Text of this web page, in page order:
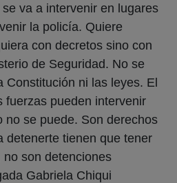
va a intervenir en lugares
la policía. Quiere
con decretos sino con
de Seguridad. No se
Constitución ni las leyes. El
fuerzas pueden intervenir
no se puede. Son derechos
detenerte tienen que tener
son detenciones
Gabriela Chiqui